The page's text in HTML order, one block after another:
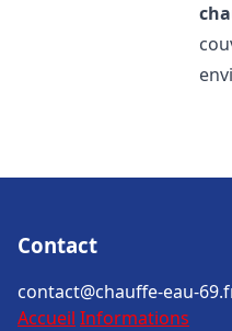
Contact
contact@chauffe-eau-
Accueil Informations